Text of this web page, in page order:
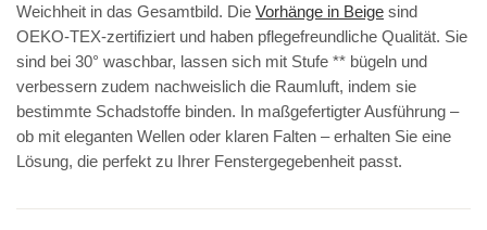
Weichheit in das Gesamtbild. Die Vorhänge in Beige sind
OEKO-TEX-zertifiziert und haben pflegefreundliche Qualität. Sie
sind bei 30° waschbar, lassen sich mit Stufe ** bügeln und
verbessern zudem nachweislich die Raumluft, indem sie
bestimmte Schadstoffe binden. In maßgefertigter Ausführung –
ob mit eleganten Wellen oder klaren Falten – erhalten Sie eine
Lösung, die perfekt zu Ihrer Fenstergegebenheit passt.